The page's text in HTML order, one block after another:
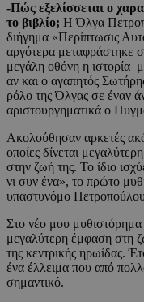
-Πώς εξελίσσεται ο
το βιβλίο; Η Όλγα
διήγημα «Περίπτωσις
αργότερα μεταφράστηκε
μεγάλη οθόνη η ιστορία
αν και ο αγαπητός
ρόλο της Όλγας σε έναν
αριστουργηματικά ο
Ακολούθησαν αρκετές
οποίες δίνεται
στην ζωή της. Το ίδιο
νι συν ένα», το πρώτο
υπαστυνόμο
Στο νέο μου μυθιστόρημα
μεγαλύτερη έμφαση στη
της κεντρικής ηρωίδας.
ένα έλλειμα που από
σημαντικό.